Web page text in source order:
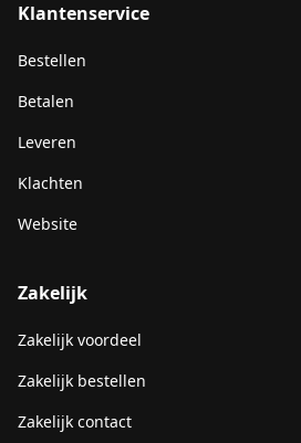
Klantenservice
Bestellen
Betalen
Leveren
Klachten
Website
Zakelijk
Zakelijk voordeel
Zakelijk bestellen
Zakelijk contact